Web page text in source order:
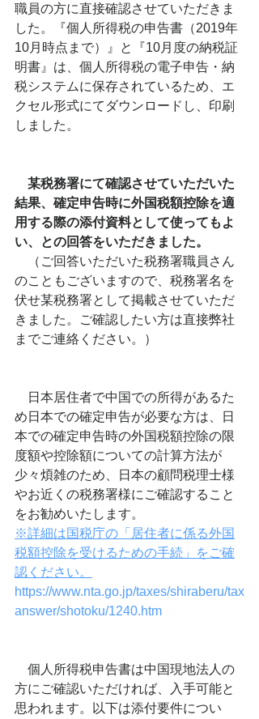
職員の方に直接確認させていただきま
した。『個人所得税の申告書（2019年
10月時点まで）』と『10月度の納税証
明書』は、個人所得税の電子申告・納
税システムに保存されているため、エ
クセル形式にてダウンロードし、印刷
しました。
某税務署にて確認させていただいた
結果、確定申告時に外国税額控除を適
用する際の添付資料として使ってもよ
い、との回答をいただきました。
（ご回答いただいた税務署職員さん
のこともございますので、税務署名を
伏せ某税務署として掲載させていただ
きました。ご確認したい方は直接弊社
までご連絡ください。）
日本居住者で中国での所得があるた
め日本での確定申告が必要な方は、
日
本での確定申告時の外国税額控除の限
度額や控除額についての計算方法が
少々煩雑のため、日本の顧問税理士様
やお近くの税務署様にご確認すること
をお勧めいたします。
※詳細は国税庁の「居住者に係る外国
税額控除を受けるための手続」をご確
認ください。
https://www.nta.go.jp/taxes/shiraberu/tax
answer/shotoku/1240.htm
個人所得税申告書は中国現地法人の
方にご確認いただければ、入手可能と
思われます。以下は添付要件につい